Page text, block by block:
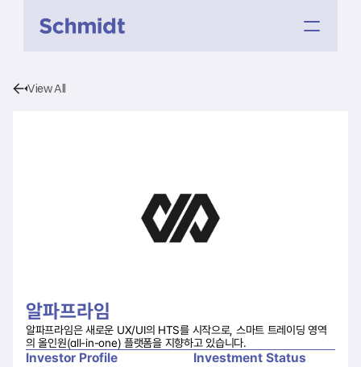
View All
알파프라임
알파프라임은 새로운 UX/UI의 HTS를 시작으로, 스마트 트레이딩 영역
의 올인원(all-in-one) 플랫폼을 지향하고 있습니다.
Investor Profile Investment Status